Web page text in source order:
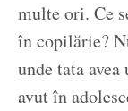
multe ori. Ce
în copilărie?
unde tata
avut în